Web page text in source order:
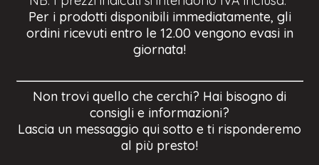
Per i prodotti disponibili immediatamente, gli
ordini ricevuti entro le 12.00 vengono evasi in
giornata!
Non trovi quello che cerchi? Hai bisogno di
consigli e informazioni?
Lascia un messaggio qui sotto e ti risponderemo
al più presto!